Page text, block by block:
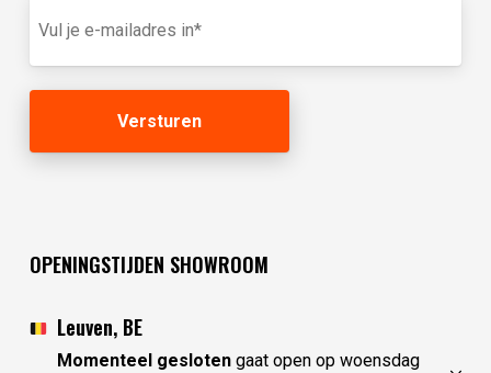
(optioneel)
mailadres
OPENINGSTIJDEN SHOWROOM
Leuven, BE
Momenteel geslotengaat open op woensdag